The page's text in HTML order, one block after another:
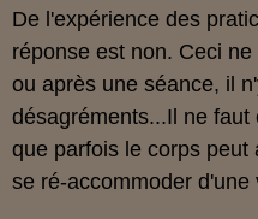
De l'expérience des
réponse est non. Ceci
ou après une séance, il
désagréments...Il ne
que parfois le corps peut
se ré-accommoder d'une